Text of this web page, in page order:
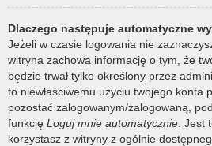
Dlaczego następuje automatyczne
Jeżeli w czasie logowania nie
witryna zachowa informację o tym, że
będzie trwał tylko określony przez
to niewłaściwemu użyciu twojego konta
pozostać zalogowanym/zalogowaną,
funkcję Loguj mnie automatycznie .
korzystasz z witryny z ogólnie